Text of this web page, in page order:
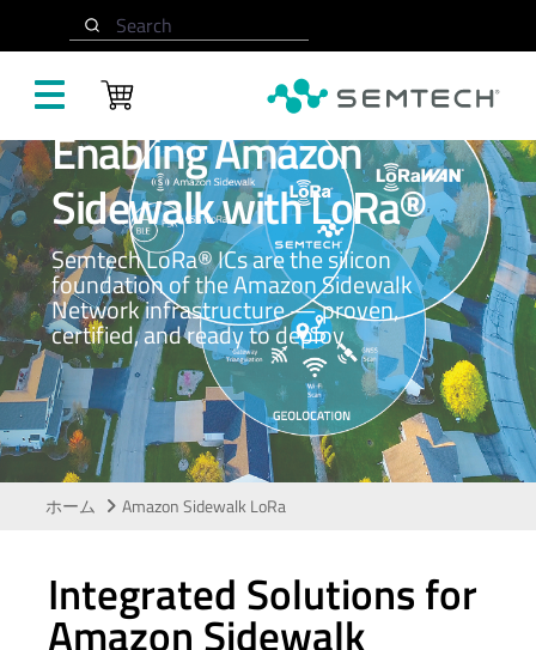
Search
Enabling Amazon
Sidewalk with LoRa®
Semtech LoRa® ICs are the silicon
foundation of the Amazon Sidewalk
Network infrastructure — proven,
certified, and ready to deploy
ホーム Amazon Sidewalk LoRa
Integrated Solutions for
Amazon Sidewalk